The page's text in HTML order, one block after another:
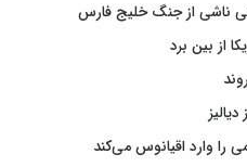
ناشی از جنگ خلیج فارس
از بین برد
وارد اقیانوس می‌کند